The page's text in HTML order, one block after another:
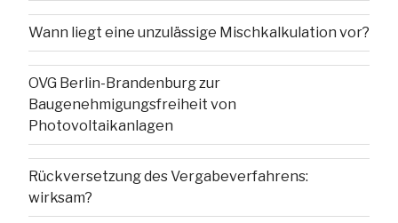
Wann liegt eine unzulässige Mischkalkulation vor?
OVG Berlin-Brandenburg zur
Baugenehmigungsfreiheit von
Photovoltaikanlagen
Rückversetzung des Vergabeverfahrens:
wirksam?